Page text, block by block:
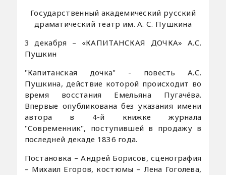
Государственный академический русский
драматический театр им. А. С. Пушкина
3 декабря – «КАПИТАНСКАЯ ДОЧКА» А.С.
Пушкин
"Капитанская дочка" - повесть А.С.
Пушкина, действие которой происходит во
время восстания Емельяна Пугачёва.
Впервые опубликована без указания имени
автора в 4-й книжке журнала
"Современник", поступившей в продажу в
последней декаде 1836 года.
Постановка – Андрей Борисов, сценография
– Михаил Егоров, костюмы – Лена Гоголева,